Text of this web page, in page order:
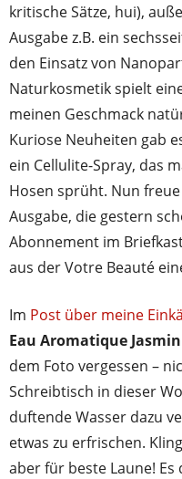
kritische Sätze, hui),
Ausgabe z.B. ein
den Einsatz von
Naturkosmetik spielt
meinen Geschmack
Kuriose Neuheiten gab
ein Cellulite-Spray, das
Hosen sprüht. Nun
Ausgabe, die gestern
Abonnement im
aus der Votre Beauté
Im Post über meine
Eau Aromatique
dem Foto vergessen –
Schreibtisch in dieser
duftende Wasser dazu
etwas zu erfrischen.
aber für beste Laune!